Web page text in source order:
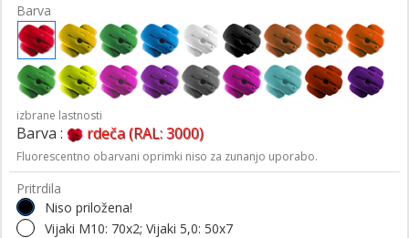
Barva
izbrane lastnosti
Barva : rdeča (RAL: 3000)
Fluorescentno obarvani oprimki niso za zunanjo uporabo.
Pritrdila
Niso priložena!
Vijaki M10: 70x2; Vijaki 5,0: 50x7